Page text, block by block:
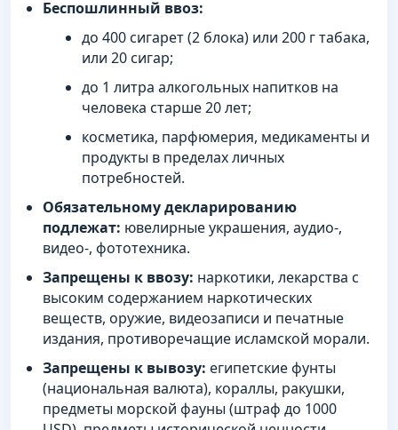
Беспошлинный ввоз:
до 400 сигарет (2 блока) или 200 г табака,
или 20 сигар;
до 1 литра алкогольных напитков на
человека старше 20 лет;
косметика, парфюмерия, медикаменты и
продукты в пределах личных
потребностей.
Обязательному декларированию
подлежат: ювелирные украшения, аудио-,
видео-, фототехника.
Запрещены к ввозу: наркотики, лекарства с
высоким содержанием наркотических
веществ, оружие, видеозаписи и печатные
издания, противоречащие исламской морали.
Запрещены к вывозу: египетские фунты
(национальная валюта), кораллы, ракушки,
предметы морской фауны (штраф до 1000